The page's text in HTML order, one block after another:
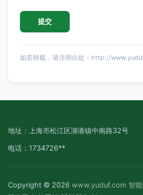
如若转载，请注明出处：http://
地址：上海市松江区泖港镇中南路32号
电话：1734726**
Copyright © 2026 www.yuduf.com 智